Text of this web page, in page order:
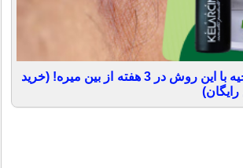
جای هر زخم و بخیه با این روش در 3 هفته از بین میره! (خرید